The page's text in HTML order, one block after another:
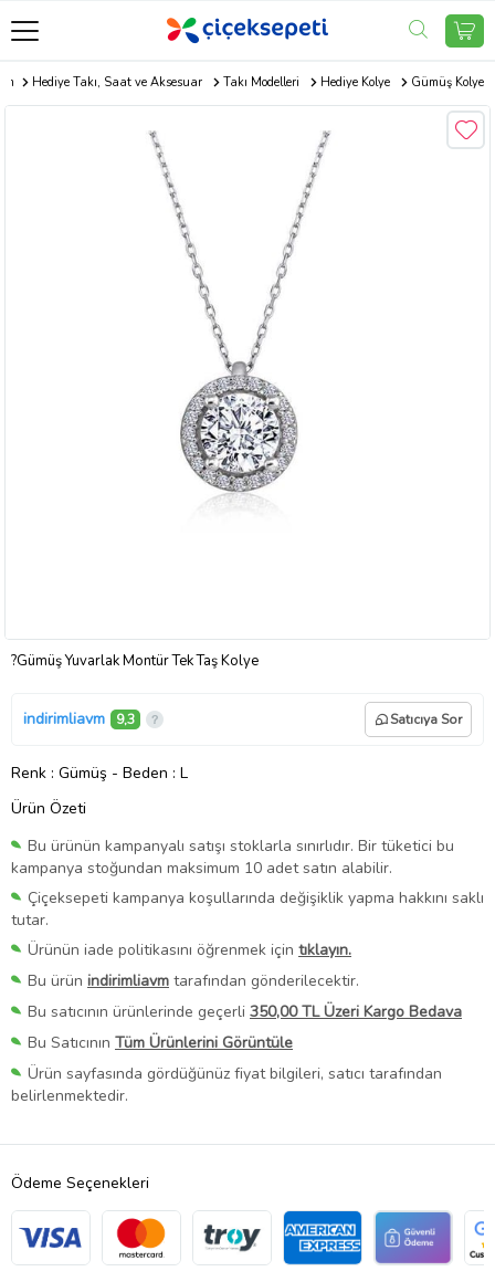
Hediye Takı, Saat ve Aksesuar Takı Modelleri Hediye Kolye Gümüş Kolye
?Gümüş Yuvarlak Montür Tek Taş Kolye
indirimliavm 9,3 Satıcıya Sor
Renk : Gümüş - Beden : L
Ürün Özeti
Bu ürünün kampanyalı satışı stoklarla sınırlıdır. Bir tüketici bu
kampanya stoğundan maksimum 10 adet satın alabilir.
Çiçeksepeti kampanya koşullarında değişiklik yapma hakkını saklı
tutar.
Ürünün iade politikasını öğrenmek için tıklayın.
Bu ürün indirimliavm tarafından gönderilecektir.
Bu satıcının ürünlerinde geçerli 350,00 TL Üzeri Kargo Bedava
Bu Satıcının Tüm Ürünlerini Görüntüle
Ürün sayfasında gördüğünüz fiyat bilgileri, satıcı tarafından
belirlenmektedir.
Ödeme Seçenekleri